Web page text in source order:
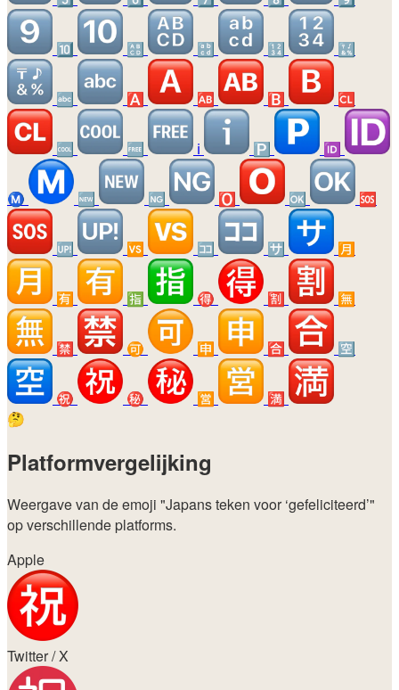
🔟 🔠 🔡 🔢 🔣
🔤 🅰️ 🆎 🅱️ 🆑
🆒 🆓 ℹ️ 🅿️ 🆔
Ⓜ️ 🆕 🆖 🅾️ 🆗 🆘
🆙 🆚 🈁 🈂️ 🈷️
🈶 🈯 🉐 🈹 🈚
🈲 🉑 🈸 🈴 🈳
㊗️ ㊙️ 🈺
🈵
🤔
Platformvergelijking
Weergave van de emoji "Japans teken voor ‘gefeliciteerd’"
op verschillende platforms.
Apple
Twitter / X